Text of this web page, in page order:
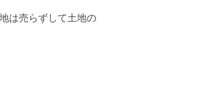
は売らずして土地の